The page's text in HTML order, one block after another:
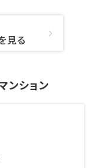
見る
ンション